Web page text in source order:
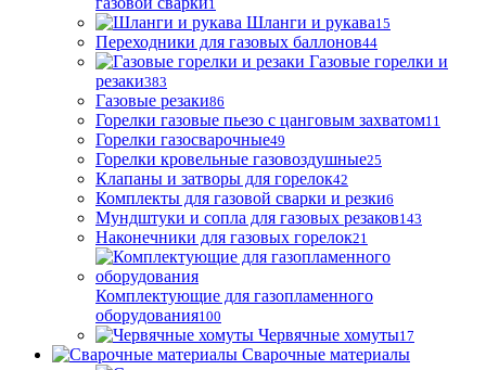
1
Шланги и рукава15
Переходники для газовых баллонов44
Газовые горелки и
резаки383
Газовые резаки86
Горелки газовые пьезо с цанговым захватом11
Горелки газосварочные49
Горелки кровельные газовоздушные25
Клапаны и затворы для горелок42
Комплекты для газовой сварки и резки6
Мундштуки и сопла для газовых резаков143
Наконечники для газовых горелок21
Комплектующие для газопламенного
оборудования100
Червячные хомуты17
Сварочные материалы